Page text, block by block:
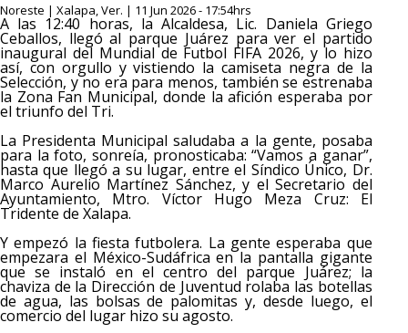
Noreste | Xalapa, Ver. | 11 Jun 2026 - 17:54hrs
A las 12:40 horas, la Alcaldesa, Lic. Daniela Griego
Ceballos, llegó al parque Juárez para ver el partido
inaugural del Mundial de Futbol FIFA 2026, y lo hizo
así, con orgullo y vistiendo la camiseta negra de la
Selección, y no era para menos, también se estrenaba
la Zona Fan Municipal, donde la afición esperaba por
el triunfo del Tri.
La Presidenta Municipal saludaba a la gente, posaba
para la foto, sonreía, pronosticaba: “Vamos a ganar”,
hasta que llegó a su lugar, entre el Síndico Único, Dr.
Marco Aurelio Martínez Sánchez, y el Secretario del
Ayuntamiento, Mtro. Víctor Hugo Meza Cruz: El
Tridente de Xalapa.
Y empezó la fiesta futbolera. La gente esperaba que
empezara el México-Sudáfrica en la pantalla gigante
que se instaló en el centro del parque Juárez; la
chaviza de la Dirección de Juventud rolaba las botellas
de agua, las bolsas de palomitas y, desde luego, el
comercio del lugar hizo su agosto.